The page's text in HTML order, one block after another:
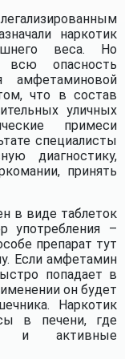
наркотик
веса. Но
всю опасность
амфетаминовой
что в состав
уличных
примеси
специалисты
диагностику,
принять
в виде таблеток
употребления –
препарат тут
Если амфетамин
попадает в
он будет
Наркотик
в печени, где
и активные